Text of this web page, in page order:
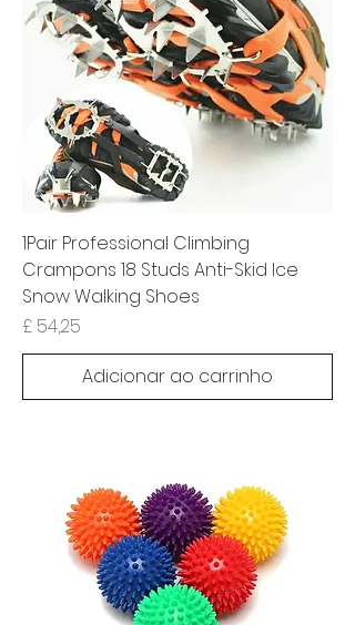
1Pair Professional Climbing
Crampons 18 Studs Anti-Skid Ice
Snow Walking Shoes
Preço
£ 54,25
Adicionar ao carrinho